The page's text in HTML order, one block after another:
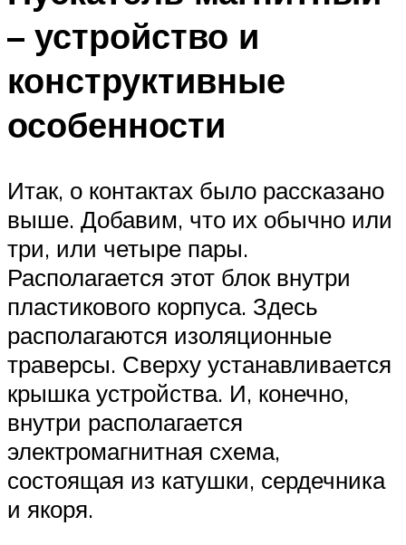
– устройство и
конструктивные
особенности
Итак, о контактах было рассказано
выше. Добавим, что их обычно или
три, или четыре пары.
Располагается этот блок внутри
пластикового корпуса. Здесь
располагаются изоляционные
траверсы. Сверху устанавливается
крышка устройства. И, конечно,
внутри располагается
электромагнитная схема,
состоящая из катушки, сердечника
и якоря.